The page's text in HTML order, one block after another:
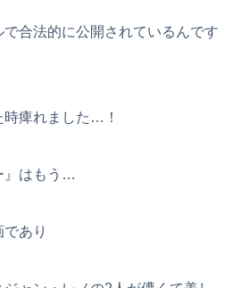
合法的に公開されているんです
痺れました…！
』はもう…
あり